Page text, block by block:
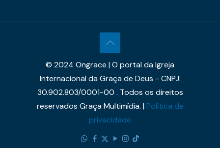
© 2024 Ongrace | O portal da Igreja
Internacional da Graça de Deus - CNPJ:
30.902.803/0001-00 . Todos os direitos
reservados Graça Multimídia. |Política de
privacidade